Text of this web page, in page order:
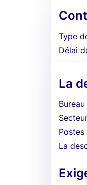
Type
Délai
La
Bureau
La